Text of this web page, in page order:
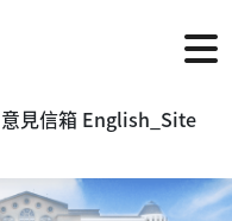
意見信箱 English_Site